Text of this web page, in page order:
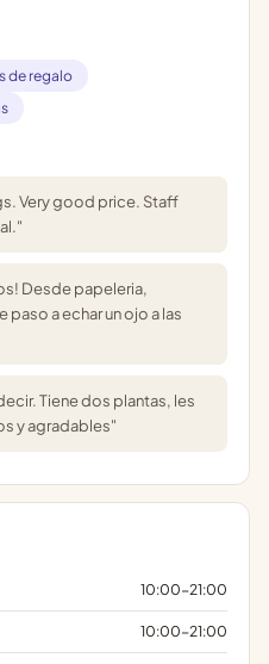
de regalo
Very good price. Staff
Desde papeleria,
a echar un ojo a las
Tiene dos plantas, les
y agradables"
10:00-21:00
10:00-21:00